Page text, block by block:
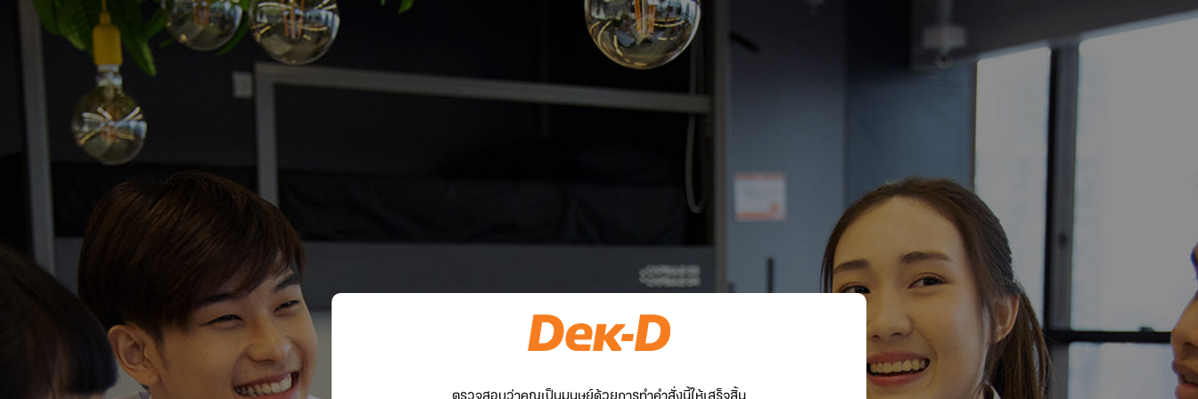
ตรวจสอบว่าคุณเป็นมนุษย์ด้วยการทำคำสั่งนี้ให้เสร็จสิ้น